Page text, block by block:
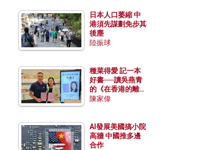
日本人口萎縮 中
港須先謀劃免步其
後塵
陸振球
種菜得愛 記一本
好書──讀吳燕青
的《在香港的離島
種菜》
陳家偉
AI發展美國搞小院
高牆 中國推多邊
合作